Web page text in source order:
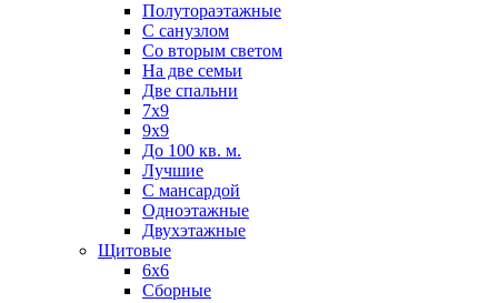
Полутораэтажные
С санузлом
Со вторым светом
На две семьи
Две спальни
7х9
9х9
До 100 кв. м.
Лучшие
С мансардой
Одноэтажные
Двухэтажные
Щитовые
6х6
Сборные